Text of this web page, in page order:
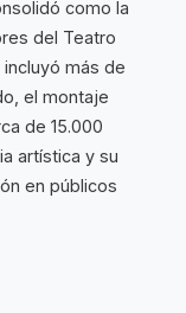
como la
del Teatro
incluyó más de
el montaje
de 15.000
artística y su
en públicos